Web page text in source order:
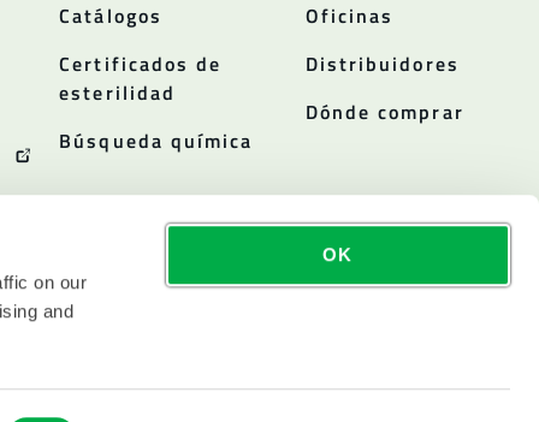
on our
and
OK
Catálogos
Certificados de
esterilidad
Búsqueda química
Oficinas
Distribuidores
Dónde comprar